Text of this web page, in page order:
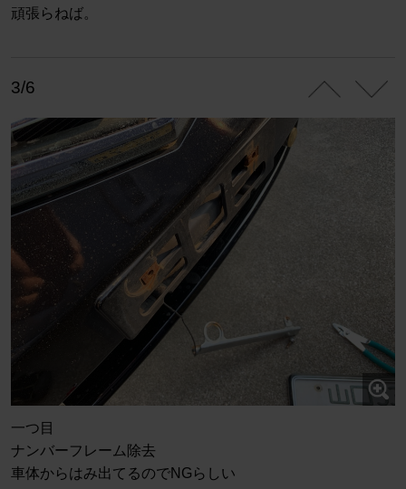
頑張らねば。
3/6
一つ目
ナンバーフレーム除去
車体からはみ出てるのでNGらしい